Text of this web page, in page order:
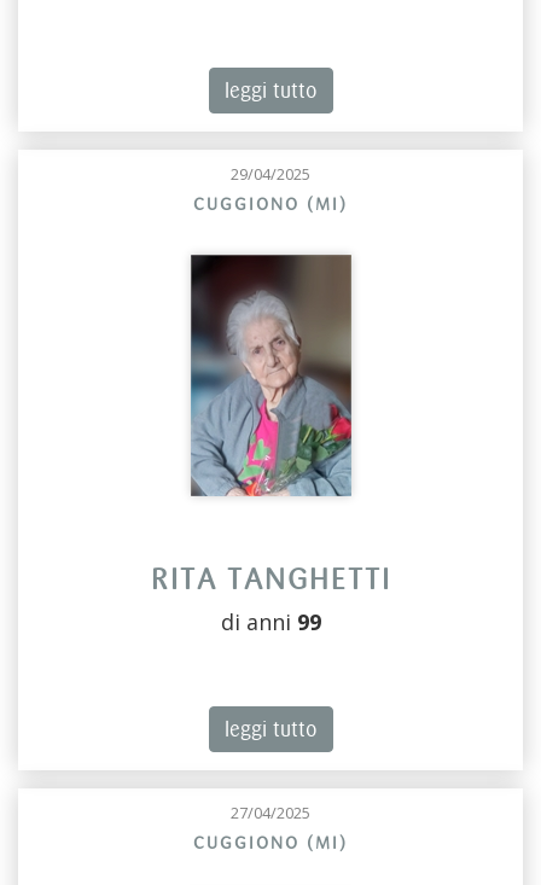
leggi tutto
29/04/2025
CUGGIONO (MI)
RITA TANGHETTI
di anni 99
leggi tutto
27/04/2025
CUGGIONO (MI)